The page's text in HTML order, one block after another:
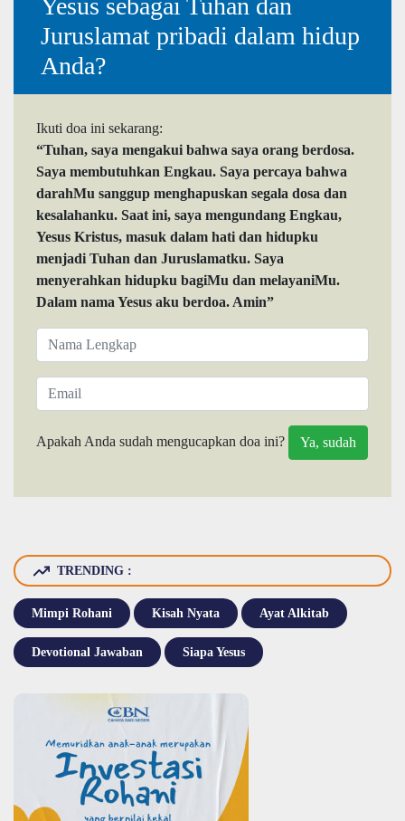
Yesus sebagai Tuhan dan
Juruslamat pribadi dalam hidup
Anda?
Ikuti doa ini sekarang:
“Tuhan, saya mengakui bahwa saya orang berdosa.
Saya membutuhkan Engkau. Saya percaya bahwa
darahMu sanggup menghapuskan segala dosa dan
kesalahanku. Saat ini, saya mengundang Engkau,
Yesus Kristus, masuk dalam hati dan hidupku
menjadi Tuhan dan Juruslamatku. Saya
menyerahkan hidupku bagiMu dan melayaniMu.
Dalam nama Yesus aku berdoa. Amin”
Apakah Anda sudah mengucapkan doa ini?
TRENDING :
Mimpi Rohani Kisah Nyata Ayat Alkitab
Devotional Jawaban Siapa Yesus